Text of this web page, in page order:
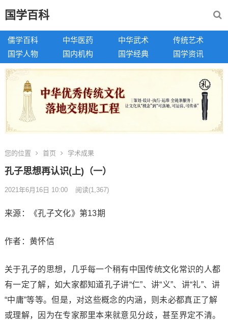
国学百科
儒学百科 中华医药 中华武术
传统艺术
国学人物
国内机构 国学经典 国学资讯
您的位置 首页 学术成果
孔子思想再认识(上)（一）
2021年6月16日 10:00 阅读(1,367)
来源：《孔子文化》第13期
作者：黄怀信
关于孔子的思想，几乎每一个稍有中国传统文化常识的人都
有一定了解，如大家都知道孔子讲“仁”、讲“义”、讲“礼”、讲
“中庸”等等。但是，对这些概念的内涵，则未必都真正了解
或理解，因为在专家那里本来就意见分歧，甚至界定不清。